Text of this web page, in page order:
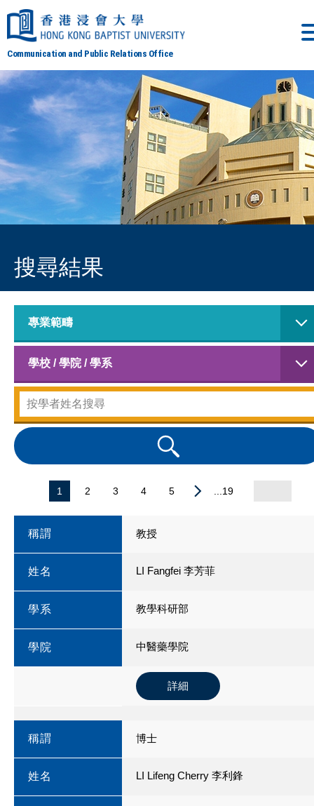
Communication and Public Relations Office
搜尋結果
專業範疇
學校 / 學院 / 學系
1 2 3 4 5 ...19
稱謂 教授
姓名 LI Fangfei 李芳菲
學系 教學科研部
學院 中醫藥學院
詳細
稱謂 博士
姓名 LI Lifeng Cherry 李利鋒